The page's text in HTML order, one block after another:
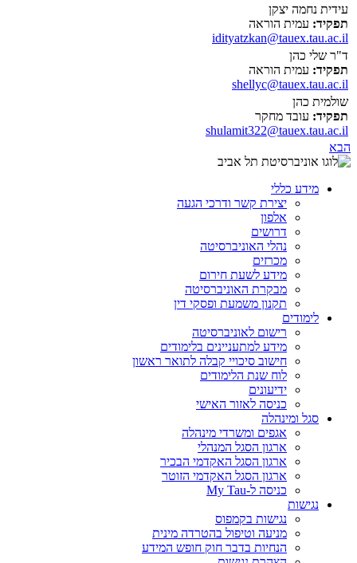
עידית נחמה יצקן
תפקיד: עמית הוראה
idityatzkan@tauex.tau.ac.il
ד"ר שלי כהן
תפקיד: עמית הוראה
shellyc@tauex.tau.ac.il
שולמית כהן
תפקיד: עובד מחקר
shulamit322@tauex.tau.ac.il
הבא
מידע כללי
יצירת קשר ודרכי הגעה
אלפון
דרושים
נהלי האוניברסיטה
מכרזים
מידע לשעת חירום
מבקרת האוניברסיטה
תקנון משמעת ופסקי דין
לימודים
רישום לאוניברסיטה
מידע למתעניינים בלימודים
חישוב סיכויי קבלה לתואר ראשון
לוח שנת הלימודים
ידיעונים
כניסה לאזור האישי
סגל ומינהלה
אגפים ומשרדי מינהלה
ארגון הסגל המנהלי
ארגון הסגל האקדמי הבכיר
ארגון הסגל האקדמי הזוטר
כניסה ל-My Tau
נגישות
נגישות בקמפוס
מניעה וטיפול בהטרדה מינית
הנחיות בדבר חוק חופש המידע